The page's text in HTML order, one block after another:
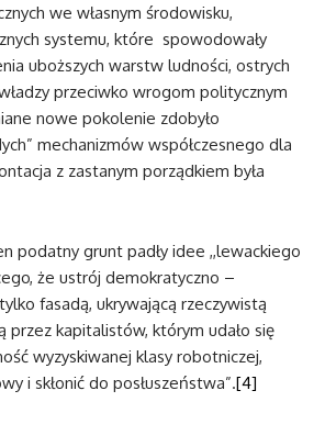
we własnym środowisku,
systemu, które spowodowały
uboższych warstw ludności, ostrych
przeciwko wrogom politycznym
nowe pokolenie zdobyło
mechanizmów współczesnego dla
z zastanym porządkiem była
podatny grunt padły idee ,,lewackiego
że ustrój demokratyczno –
fasadą, ukrywającą rzeczywistą
przez kapitalistów, którym udało się
wyzyskiwanej klasy robotniczej,
i skłonić do posłuszeństwa”.[4]